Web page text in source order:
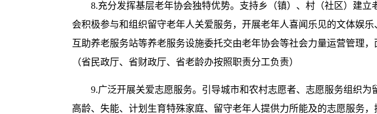
8.充分发挥基层老年协会独特优势。支持乡（镇）、村（社区）建
会积极参与和组织留守老年人关爱服务，开展老年人喜闻乐见的文体娱
互助养老服务站等养老服务设施委托交由老年协会等社会力量运营管理
（省民政厅、省财政厅、省老龄办按照职责分工负责）
9.广泛开展关爱志愿服务。引导城市和农村志愿者、志愿服务组织
高龄、失能、计划生育特殊家庭、留守老年人提供力所能及的志愿服务